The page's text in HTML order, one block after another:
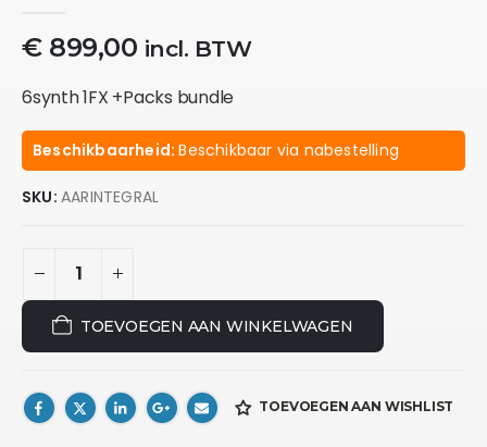
€899,00 incl. BTW
6synth 1FX +Packs bundle
Beschikbaarheid:Beschikbaar via nabestelling
SKU: AARINTEGRAL
TOEVOEGEN AAN WINKELWAGEN
TOEVOEGEN AAN WISHLIST